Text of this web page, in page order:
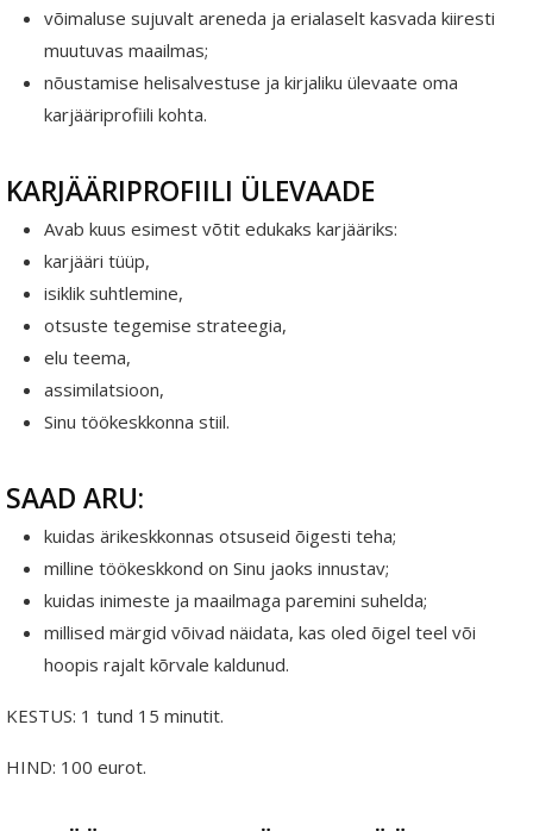
võimaluse sujuvalt areneda ja erialaselt kasvada kiiresti
muutuvas maailmas;
nõustamise helisalvestuse ja kirjaliku ülevaate oma
karjääriprofiili kohta.
KARJÄÄRIPROFIILI ÜLEVAADE
Avab kuus esimest võtit edukaks karjääriks:
karjääri tüüp,
isiklik suhtlemine,
otsuste tegemise strateegia,
elu teema,
assimilatsioon,
Sinu töökeskkonna stiil.
SAAD ARU:
kuidas ärikeskkonnas otsuseid õigesti teha;
milline töökeskkond on Sinu jaoks innustav;
kuidas inimeste ja maailmaga paremini suhelda;
millised märgid võivad näidata, kas oled õigel teel või
hoopis rajalt kõrvale kaldunud.
KESTUS: 1 tund 15 minutit.
HIND: 100 eurot.